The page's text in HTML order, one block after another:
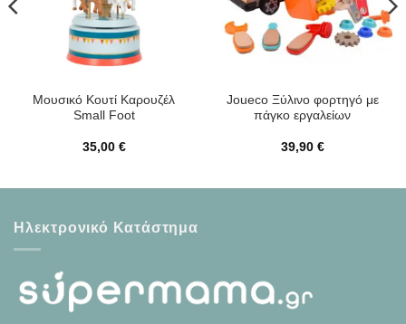
Μουσικό Κουτί Καρουζέλ
Small Foot
35,00 €
Joueco Ξύλινο φορτηγό με
πάγκο εργαλείων
39,90 €
Ηλεκτρονικό Κατάστημα